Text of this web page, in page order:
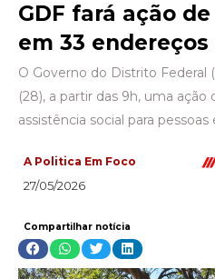
GDF fará ação
em 33 endereços
O Governo do Distrito Federal
(28), a partir das 9h, uma
assistência social para pessoas
A Politica Em Foco
27/05/2026
Compartilhar notícia